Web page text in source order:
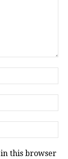
in this browser